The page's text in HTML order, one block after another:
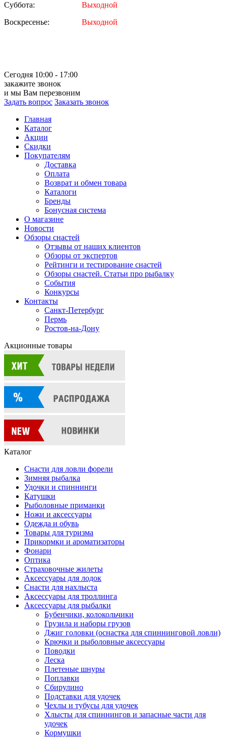
Суббота:
Выходной
Воскресенье:
Выходной
Сегодня 10:00 - 17:00
закажите звонок
и мы Вам перезвоним
Задать вопрос Заказать звонок
Главная
Каталог
Акции
Скидки
Покупателям
Доставка
Оплата
Возврат и обмен товара
Каталоги
Бренды
Бонусная система
О магазине
Новости
Обзоры снастей
Отзывы от наших клиентов
Обзоры от экспертов
Рейтинги и тестирование снастей
Обзоры снастей. Статьи про рыбалку
События
Конкурсы
Контакты
Санкт-Петербург
Пермь
Ростов-на-Дону
Акционные товары
Каталог
Снасти для ловли форели
Зимняя рыбалка
Удочки и спиннинги
Катушки
Рыболовные приманки
Ножи и аксессуары
Одежда и обувь
Товары для туризма
Прикормки и ароматизаторы
Фонари
Оптика
Страховочные жилеты
Аксессуары для лодок
Снасти для нахлыста
Аксессуары для троллинга
Аксессуары для рыбалки
Бубенчики, колокольчики
Грузила и наборы грузов
Джиг головки (оснастка для спиннинговой ловли)
Крючки и рыболовные аксессуары
Поводки
Леска
Плетеные шнуры
Поплавки
Сбирулино
Подставки для удочек
Чехлы и тубусы для удочек
Хлысты для спиннингов и запасные части для
удочек
Кормушки